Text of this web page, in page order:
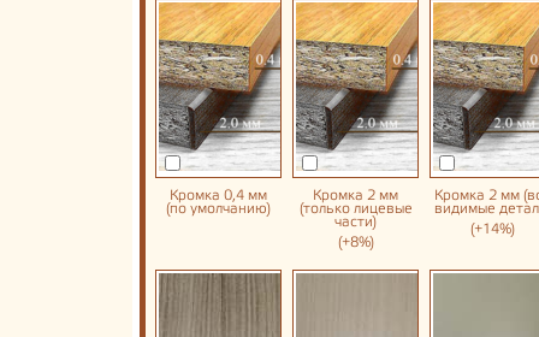
Кромка 0,4 мм
(по умолчанию)
Кромка 2 мм
(только лицевые
части)
(+8%)
Кромка 2 мм
видимые
(+14%)